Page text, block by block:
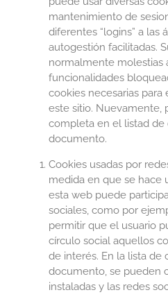
mantenimiento de
diferentes “logins” a las
autogestión facilitadas.
normalmente molestias
funcionalidades
cookies necesarias
este sitio. Nuevamente,
completa en el listad
documento.
Cookies usadas por
medida en que se hace
esta web puede
sociales, como por
permitir que el usuario
círculo social aquellos
de interés. En la lista de
documento, se pueden
instaladas y las redes